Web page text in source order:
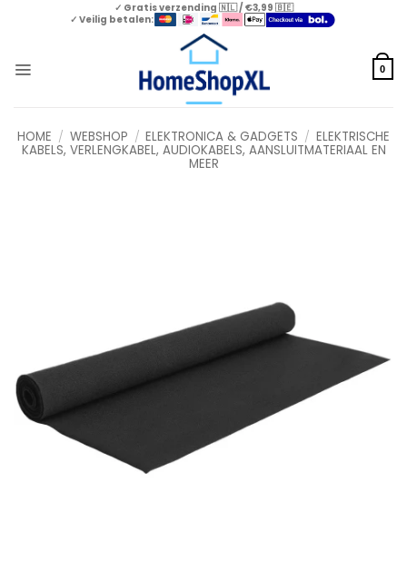
✓ Gratis verzending 🇳🇱 / €3,99 🇧🇪
✓ Veilig betalen:
0
HOME / WEBSHOP / ELEKTRONICA & GADGETS / ELEKTRISCHE
KABELS, VERLENGKABEL, AUDIOKABELS, AANSLUITMATERIAAL EN
MEER